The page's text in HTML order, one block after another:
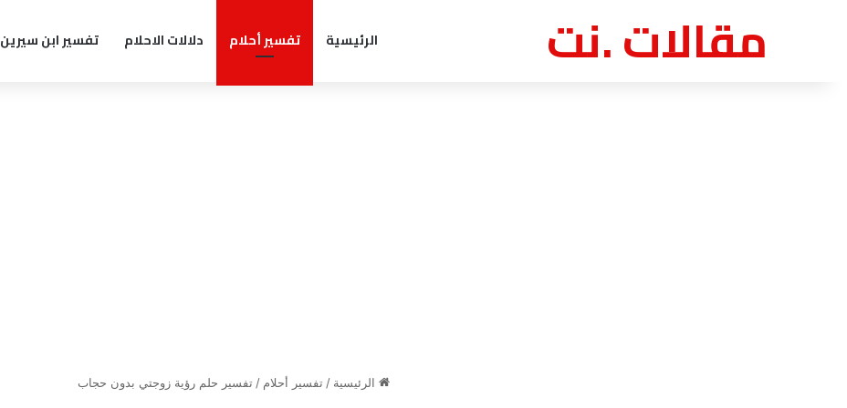
مقالات .نت الرئيسية تفسير أحلام دلالات الاحلام تفسير ابن سيرين
الرئيسية / تفسير أحلام / تفسير حلم رؤية زوجتي بدون حجاب